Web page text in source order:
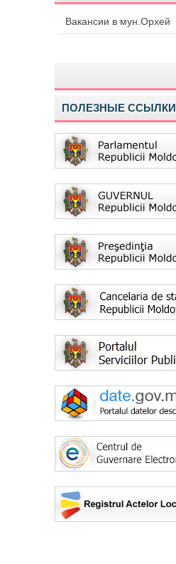
Вакансии в мун.Орхей
ПОЛЕЗНЫЕ ССЫЛКИ